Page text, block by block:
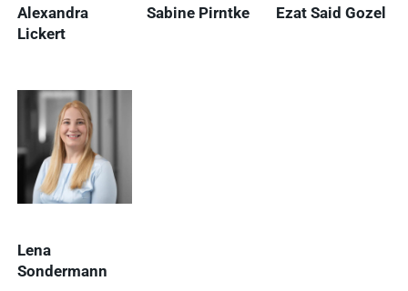
Alexandra
Lickert
Sabine Pirntke Ezat Said Gozel
Lena
Sondermann